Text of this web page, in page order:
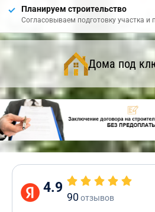
Планируем строительство
Согласовываем подготовку участка и
Дома под
4.9
90отзывов